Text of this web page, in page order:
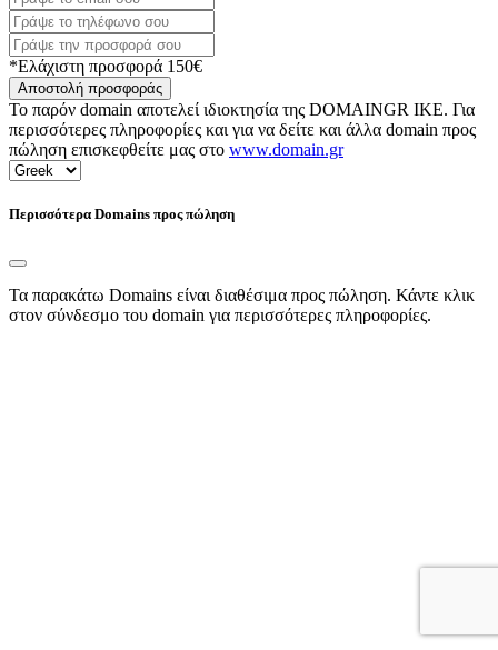
*Ελάχιστη προσφορά 150€
Αποστολή προσφοράς
Το παρόν domain αποτελεί ιδιοκτησία της DOMAINGR ΙΚΕ. Για
περισσότερες πληροφορίες και για να δείτε και άλλα domain προς
πώληση επισκεφθείτε μας στο www.domain.gr
Περισσότερα Domains προς πώληση
Τα παρακάτω Domains είναι διαθέσιμα προς πώληση. Κάντε κλικ
στον σύνδεσμο του domain για περισσότερες πληροφορίες.